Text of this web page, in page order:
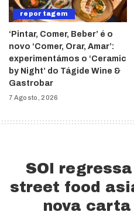
reportagem
‘Pintar, Comer, Beber’ é o
novo ‘Comer, Orar, Amar’:
experimentámos o ‘Ceramic
by Night’ do Tágide Wine &
Gastrobar
7 Agosto, 2026
SOI
street food
nova carta